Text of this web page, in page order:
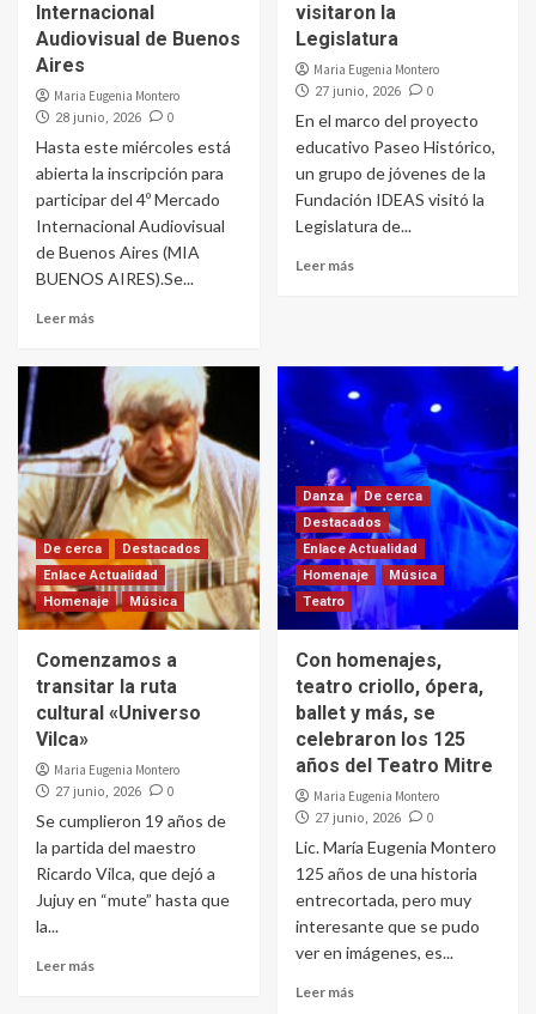
Internacional
Audiovisual de Buenos
Aires
Maria Eugenia Montero
28 junio, 2026 0
Hasta este miércoles está
abierta la inscripción para
participar del 4º Mercado
Internacional Audiovisual
de Buenos Aires (MIA
BUENOS AIRES).Se...
Leer más
visitaron la
Legislatura
Maria Eugenia Montero
27 junio, 2026 0
En el marco del proyecto
educativo Paseo Histórico,
un grupo de jóvenes de la
Fundación IDEAS visitó la
Legislatura de...
Leer más
De cerca
Destacados
Enlace Actualidad
Homenaje
Música
Comenzamos a
transitar la ruta
cultural «Universo
Vilca»
Maria Eugenia Montero
27 junio, 2026 0
Se cumplieron 19 años de
la partida del maestro
Ricardo Vilca, que dejó a
Jujuy en “mute” hasta que
la...
Leer más
Danza
De cerca
Destacados
Enlace Actualidad
Homenaje
Música
Teatro
Con homenajes,
teatro criollo, ópera,
ballet y más, se
celebraron los 125
años del Teatro Mitre
Maria Eugenia Montero
27 junio, 2026 0
Lic. María Eugenia Montero
125 años de una historia
entrecortada, pero muy
interesante que se pudo
ver en imágenes, es...
Leer más